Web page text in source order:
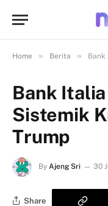
Home » Berita » Bank
Bank
Sistemik
Trump
By Ajeng Sri 30
Share